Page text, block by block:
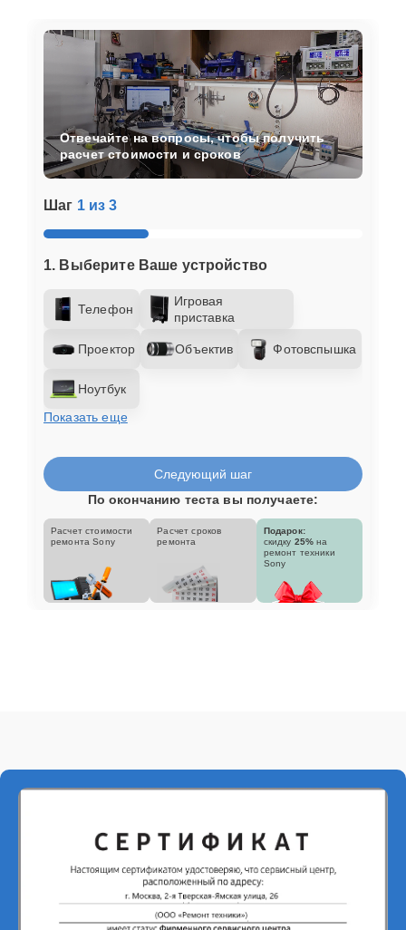
Шаг 1 из 3
1. Выберите Ваше устройство
Телефон
Игровая
приставка
Проектор Объектив Фотовспышка
Ноутбук
Показать еще
Отвечайте на вопросы, чтобы получить
расчет стоимости и сроков
Следующий шаг
По окончанию теста вы получаете:
Расчет стоимости
ремонта Sony
Расчет сроков
ремонта
Подарок:
скидку 25% на
ремонт техники
Sony